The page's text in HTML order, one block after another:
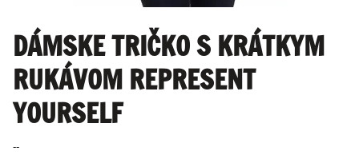
DÁMSKE TRIČKO S KRÁTKYM
RUKÁVOM REPRESENT
YOURSELF
--